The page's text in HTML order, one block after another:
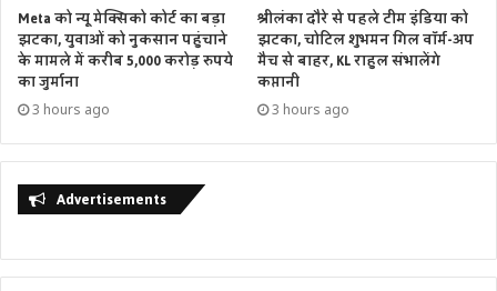
Meta को न्यू मेक्सिको कोर्ट का बड़ा
झटका, युवाओं को नुकसान पहुंचाने
के मामले में करीब 5,000 करोड़ रुपये
का जुर्माना
3 hours ago
श्रीलंका दौरे से पहले टीम इंडिया को
झटका, चोटिल शुभमन गिल वॉर्म-अप
मैच से बाहर, KL राहुल संभालेंगे
कप्तानी
3 hours ago
Advertisements